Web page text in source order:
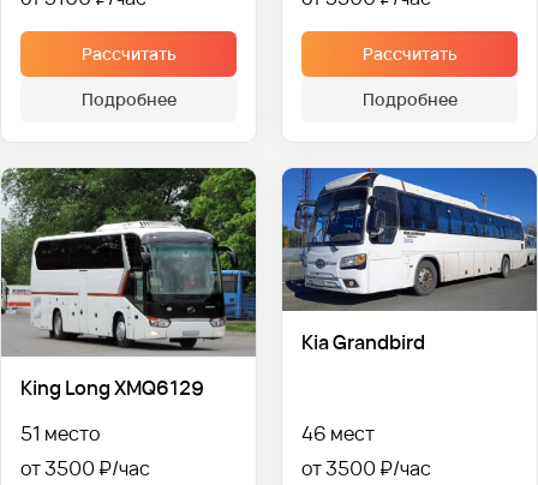
Рассчитать
Подробнее
Рассчитать
Подробнее
King Long XMQ6129
51 место
от 3500 ₽
Kia Grandbird
46 мест
от 3500 ₽